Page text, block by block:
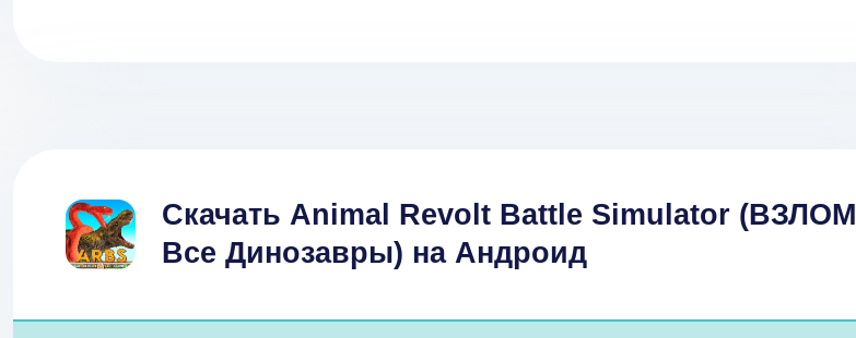
Скачать Animal Revolt Battle Simulator (ВЗЛОМ
Все Динозавры) на Андроид